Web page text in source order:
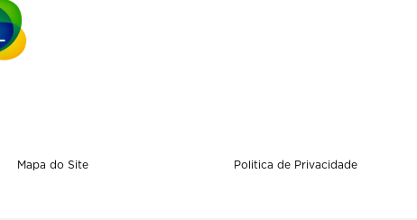
Mapa do Site Politica de Privacidade